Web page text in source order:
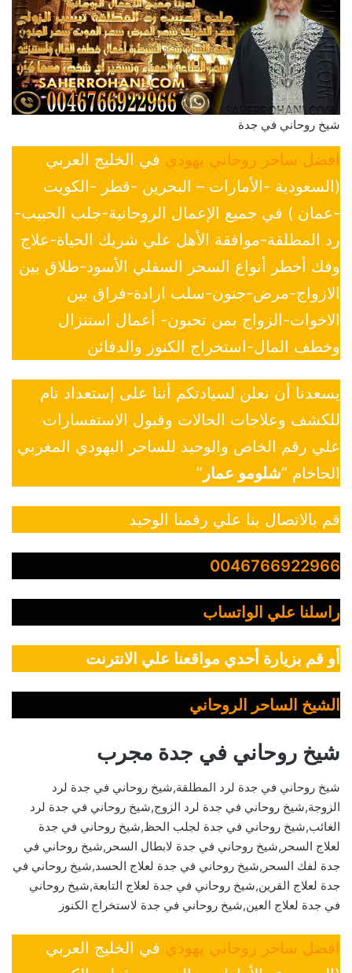
شيخ روحاني في جدة
افضل ساحر روحاني يهودي في الخليج العربي
(السعودية -الأمارات – البحرين -قطر -الكويت
-عمان ) في جميع الإعمال الروحانية-جلب الحبيب-
رد المطلقة-موافقة الأهل علي شريك الحياة-علاج
وفك أخطر أنواع السحر السفلي الأسود-طلاق بين
الازواج-مرض-جنون-سلب ارادة-فراق بين
الاخوات-الزواج بمن تحبون- أعمال استنزال
وخطف المال-استخراج الكنوز والدفائن
يسعدنا أن نعلن لسيادتكم أننا على إستعداد تام
للكشف وعلاجات الحالات وقبول الاستفسارات
علي رقم الخاص والوحيد للساحر اليهودي المغربي
الحاخام “شلومو عمار ”
قم بالاتصال بنا علي رقمنا الوحيد
0046766922966
راسلنا علي الواتساب
أو قم بزيارة أحدي مواقعنا علي الانترنت
الشيخ الساحر الروحاني
شيخ روحاني في جدة مجرب
شيخ روحاني في جدة لرد المطلقة,شيخ روحاني في جدة لرد
الزوجة,شيخ روحاني في جدة لرد الزوج,شيخ روحاني في جدة لرد
الغائب,شيخ روحاني في جدة لجلب الحظ,شيخ روحاني في جدة
لعلاج السحر,شيخ روحاني في جدة لابطال السحر,شيخ روحاني في
جدة لفك السحر,شيخ روحاني في جدة لعلاج الحسد,شيخ روحاني في
جدة لعلاج القرين,شيخ روحاني في جدة لعلاج التابعة,شيخ روحاني
في جدة لعلاج العين,شيخ روحاني في جدة لاستخراج الكنوز
افضل ساحر روحاني يهودي في الخليج العربي